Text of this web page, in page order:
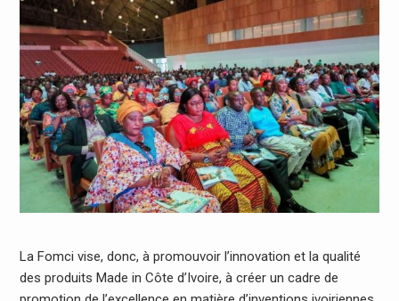
La Fomci vise, donc, à promouvoir l’innovation et la qualité
des produits Made in Côte d’Ivoire, à créer un cadre de